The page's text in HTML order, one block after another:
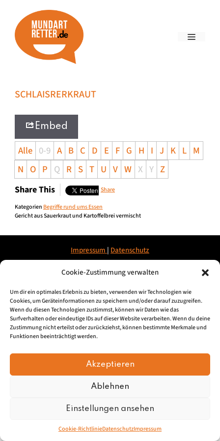
Cookie-Zustimmung verwalten
Um dir ein optimales Erlebnis zu bieten, verwenden wir Technologien wie
Cookies, um Geräteinformationen zu speichern und/oder darauf zuzugreifen.
Wenn du diesen Technologien zustimmst, können wir Daten wie das
Surfverhalten oder eindeutige IDs auf dieser Website verarbeiten. Wenn du deine
Zustimmung nicht erteilst oder zurückziehst, können bestimmte Merkmale und
Funktionen beeinträchtigt werden.
Akzeptieren
Ablehnen
Einstellungen ansehen
Cookie-RichtlinieDatenschutzImpressum
SCHLAISRERKRAUT
Embed
Alle 0-9 A B C D E F G H I J K L M
N O P Q R S T U V W X Y Z
Share This Share
Kategorien Begriffe rund ums Essen
Gericht aus Sauerkraut und Kartoffelbrei vermischt
Impressum | Datenschutz
© 2026, Mundartretter.de